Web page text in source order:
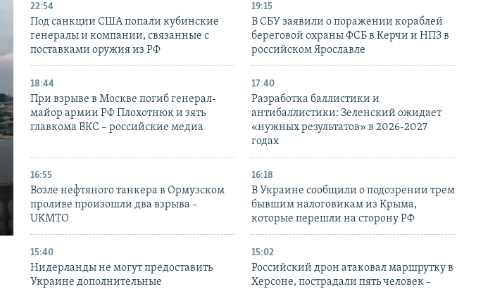
22:54
Под санкции США попали кубинские
генералы и компании, связанные с
поставками оружия из РФ
19:15
В СБУ заявили о поражении кораблей
береговой охраны ФСБ в Керчи и НПЗ в
российском Ярославле
18:44
При взрыве в Москве погиб генерал-
майор армии РФ Плохотнюк и зять
главкома ВКС – российские медиа
17:40
Разработка баллистики и
антибаллистики: Зеленский ожидает
«нужных результатов» в 2026-2027
годах
16:55
Возле нефтяного танкера в Ормузском
проливе произошли два взрыва –
UKMTO
16:18
В Украине сообщили о подозрении трем
бывшим налоговикам из Крыма,
которые перешли на сторону РФ
15:40
Нидерланды не могут предоставить
Украине дополнительные
15:02
Российский дрон атаковал маршрутку в
Херсоне, пострадали пять человек –